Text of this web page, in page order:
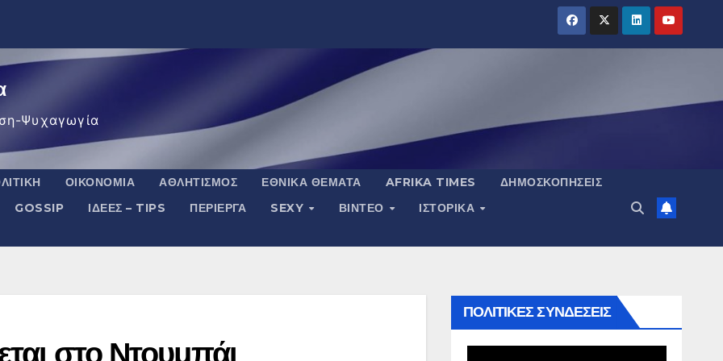
Ψυχαγωγία
ΟΙΚΟΝΟΜΊΑ ΑΘΛΗΤΙΣΜΌΣ ΕΘΝΙΚΆ ΘΈΜΑΤΑ AFRIKA TIMES
ΔΗΜΟΣΚΟΠΉΣΕΙΣ
GOSSIP ΙΔΈΕΣ – TIPS ΠΕΡΊΕΡΓΑ SEXY ΒΙΝΤΕΟ
ΙΣΤΟΡΙΚΆ
στο Ντουμπάι
ΠΟΛΙΤΙΚΕΣ ΣΥΝΔΕΣΕΙΣ